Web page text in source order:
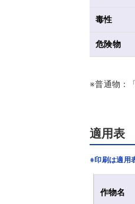
毒性
危険物
※普通物：
適用表
※印刷は適用
作物名